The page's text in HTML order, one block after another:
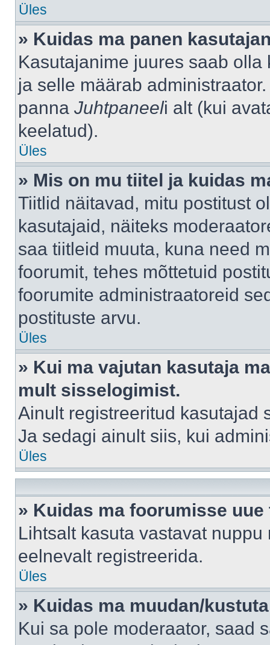
Üles
» Kuidas ma panen
Kasutajanime juures saab
ja selle määrab
panna Juhtpaneeli alt (kui
keelatud).
Üles
» Mis on mu tiitel ja kuidas
Tiitlid näitavad, mitu postitust
kasutajaid, näiteks
saa tiitleid muuta, kuna need
foorumit, tehes mõttetuid
foorumite administraatoreid
postituste arvu.
Üles
» Kui ma vajutan kasutaja
mult sisselogimist.
Ainult registreeritud kasutajad
Ja sedagi ainult siis, kui
Üles
» Kuidas ma foorumisse uue
Lihtsalt kasuta vastavat
eelnevalt registreerida.
Üles
» Kuidas ma muudan/
Kui sa pole moderaator, saad